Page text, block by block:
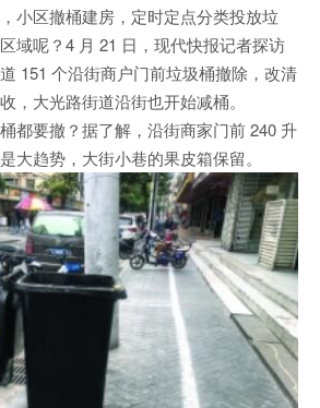
小区撤桶建房，定时定点分类投放垃
域呢？4 月 21 日，现代快报记者探访
151 个沿街商户门前垃圾桶撤除，改清
，大光路街道沿街也开始减桶。
都要撤？据了解，沿街商家门前 240 升
大趋势，大街小巷的果皮箱保留。